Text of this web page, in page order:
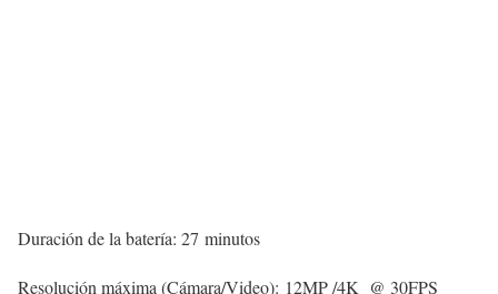
Duración de la batería: 27 minutos
Resolución máxima (Cámara/Video): 12MP /4K @ 30FPS